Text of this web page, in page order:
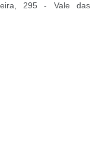
295 - Vale das